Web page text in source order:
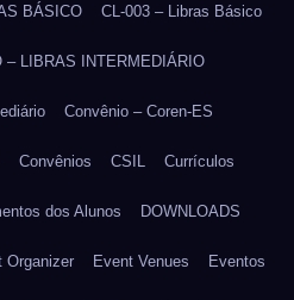
BÁSICO CL-003 – Libras Básico
– LIBRAS INTERMEDIÁRIO
Convênio – Coren-ES
Convênios CSIL Currículos
dos Alunos DOWNLOADS
Organizer Event Venues Eventos